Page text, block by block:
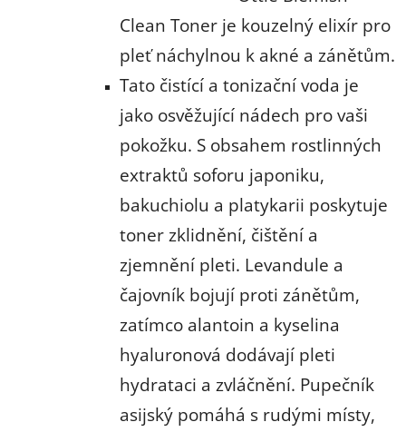
Clean Toner je kouzelný elixír pro
pleť náchylnou k akné a zánětům.
Tato čistící a tonizační voda je
jako osvěžující nádech pro vaši
pokožku. S obsahem rostlinných
extraktů soforu japoniku,
bakuchiolu a platykarii poskytuje
toner zklidnění, čištění a
zjemnění pleti. Levandule a
čajovník bojují proti zánětům,
zatímco alantoin a kyselina
hyaluronová dodávají pleti
hydrataci a zvláčnění. Pupečník
asijský pomáhá s rudými místy,